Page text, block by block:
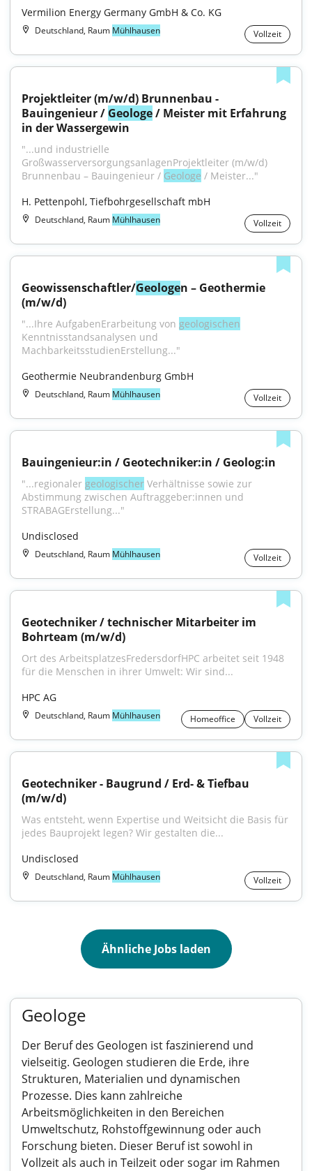
Vermilion Energy Germany GmbH & Co. KG
Deutschland, Raum Mühlhausen Vollzeit
Projektleiter (m/w/d) Brunnenbau -
Bauingenieur / Geologe / Meister mit Erfahrung
in der Wassergewin
"...und industrielle
GroßwasserversorgungsanlagenProjektleiter (m/w/d)
Brunnenbau – Bauingenieur / Geologe / Meister..."
H. Pettenpohl, Tiefbohrgesellschaft mbH
Deutschland, Raum Mühlhausen Vollzeit
Geowissenschaftler/Geologen – Geothermie
(m/w/d)
"...Ihre AufgabenErarbeitung von geologischen
Kenntnisstandsanalysen und
MachbarkeitsstudienErstellung..."
Geothermie Neubrandenburg GmbH
Deutschland, Raum Mühlhausen Vollzeit
Bauingenieur:in / Geotechniker:in / Geolog:in
"...regionaler geologischer Verhältnisse sowie zur
Abstimmung zwischen Auftraggeber:innen und
STRABAGErstellung..."
Undisclosed
Deutschland, Raum Mühlhausen Vollzeit
Geotechniker / technischer Mitarbeiter im
Bohrteam (m/w/d)
Ort des ArbeitsplatzesFredersdorfHPC arbeitet seit 1948
für die Menschen in ihrer Umwelt: Wir sind...
HPC AG
Deutschland, Raum Mühlhausen Homeoffice Vollzeit
Geotechniker - Baugrund / Erd- & Tiefbau
(m/w/d)
Was entsteht, wenn Expertise und Weitsicht die Basis für
jedes Bauprojekt legen? Wir gestalten die...
Undisclosed
Deutschland, Raum Mühlhausen Vollzeit
Ähnliche Jobs laden
Geologe
Der Beruf des Geologen ist faszinierend und
vielseitig. Geologen studieren die Erde, ihre
Strukturen, Materialien und dynamischen
Prozesse. Dies kann zahlreiche
Arbeitsmöglichkeiten in den Bereichen
Umweltschutz, Rohstoffgewinnung oder auch
Forschung bieten. Dieser Beruf ist sowohl in
Vollzeit als auch in Teilzeit oder sogar im Rahmen